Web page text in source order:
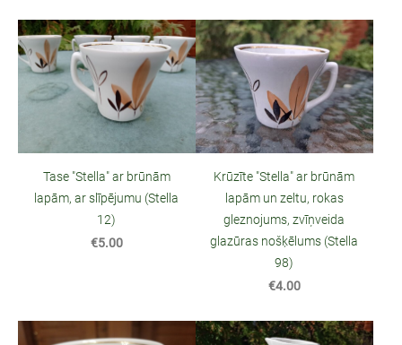
Tase "Stella" ar brūnām
lapām, ar slīpējumu (Stella
12)
€5.00
Krūzīte "Stella" ar brūnām
lapām un zeltu, rokas
gleznojums, zvīņveida
glazūras nošķēlums (Stella
98)
€4.00